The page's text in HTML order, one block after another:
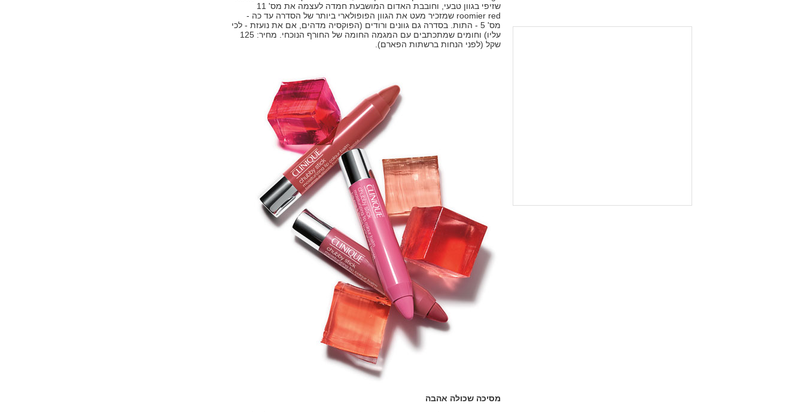
שזיפי בגוון טבעי, וחובבת האדום המושבעת חמדה לעצמה את מס' 11
roomier red שמזכיר מעט את הגוון הפופולארי ביותר של הסדרה עד כה -
מס' 5 - התות. בסדרה גם גוונים ורודים (הפוקסיה מדהים, אם את נועזת - לכי
עליו) וחומים שמתכתבים עם המגמה החומה של החורף הנוכחי. מחיר: 125
שקל (לפני הנחות ברשתות הפארם).
מסיכה שכולה אהבה